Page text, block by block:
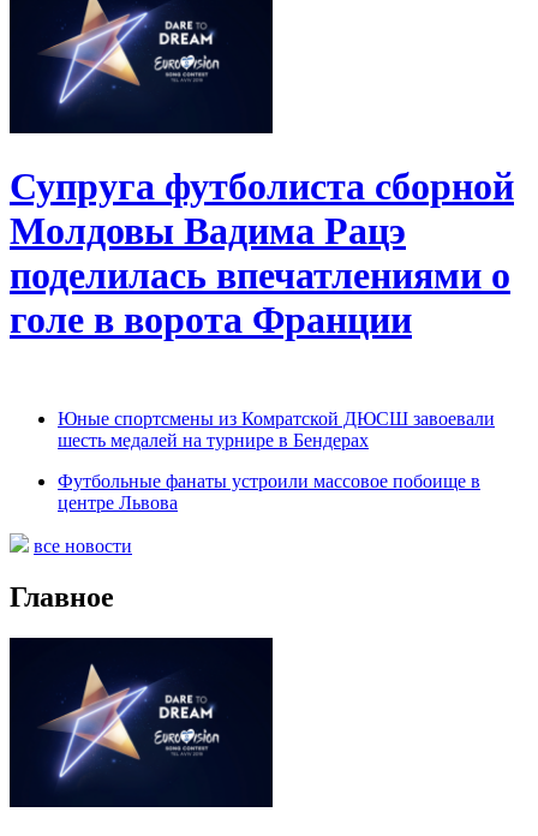
Супруга футболиста сборной
Молдовы Вадима Рацэ
поделилась впечатлениями о
голе в ворота Франции
Юные спортсмены из Комратской ДЮСШ завоевали
шесть медалей на турнире в Бендерах
Футбольные фанаты устроили массовое побоище в
центре Львова
все новости
Главное